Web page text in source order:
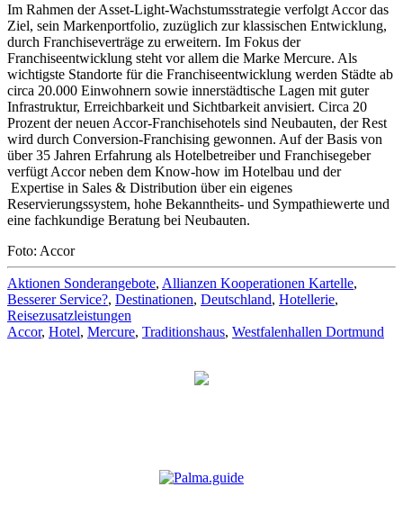
Im Rahmen der Asset-Light-Wachstumsstrategie verfolgt Accor das
Ziel, sein Markenportfolio, zuzüglich zur klassischen Entwicklung,
durch Franchiseverträge zu erweitern. Im Fokus der
Franchiseentwicklung steht vor allem die Marke Mercure. Als
wichtigste Standorte für die Franchiseentwicklung werden Städte ab
circa 20.000 Einwohnern sowie innerstädtische Lagen mit guter
Infrastruktur, Erreichbarkeit und Sichtbarkeit anvisiert. Circa 20
Prozent der neuen Accor-Franchisehotels sind Neubauten, der Rest
wird durch Conversion-Franchising gewonnen. Auf der Basis von
über 35 Jahren Erfahrung als Hotelbetreiber und Franchisegeber
verfügt Accor neben dem Know-how im Hotelbau und der
Expertise in Sales & Distribution über ein eigenes
Reservierungssystem, hohe Bekanntheits- und Sympathiewerte und
eine fachkundige Beratung bei Neubauten.
Foto: Accor
Aktionen Sonderangebote, Allianzen Kooperationen Kartelle,
Besserer Service?, Destinationen, Deutschland, Hotellerie,
Reisezusatzleistungen
Accor, Hotel, Mercure, Traditionshaus, Westfalenhallen Dortmund